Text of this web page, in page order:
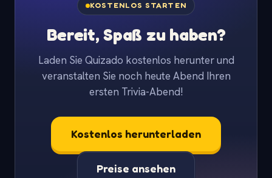
KOSTENLOS STARTEN
Bereit, Spaß zu haben?
Laden Sie Quizado kostenlos herunter und
veranstalten Sie noch heute Abend Ihren
ersten Trivia-Abend!
Kostenlos herunterladen
Preise ansehen